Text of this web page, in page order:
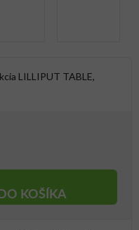
LILLIPUT TABLE,
KOŠÍKA